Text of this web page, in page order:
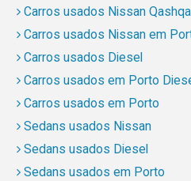
Carros usados Nissan
Carros usados Nissan em
Carros usados Diesel
Carros usados em Porto
Carros usados em Porto
Sedans usados Nissan
Sedans usados Diesel
Sedans usados em Porto